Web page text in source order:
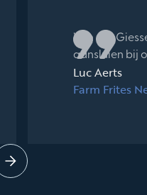
Van der
aansluien bij
Luc Aerts
Farm Frites